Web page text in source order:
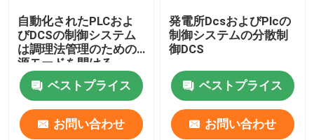
自動化されたPLCおよ
びDCSの制御システム
は調理法管理のための
源モードを開ける
ベストプライス
お問い合わせ
発電所DcsおよびPlcの
制御システムの分散制
御DCS
ベストプライス
お問い合わせ